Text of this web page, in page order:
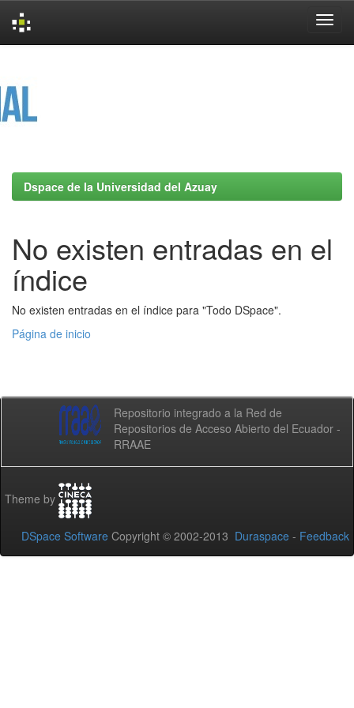
Dspace de la Universidad del Azuay
No existen entradas en el
índice
No existen entradas en el índice para "Todo DSpace".
Página de inicio
Repositorio integrado a la Red de
Repositorios de Acceso Abierto del Ecuador -
RRAAE
Theme by
DSpace Software Copyright © 2002-2013 Duraspace - Feedback